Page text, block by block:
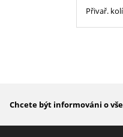
Přivař.
Chcete být informováni o